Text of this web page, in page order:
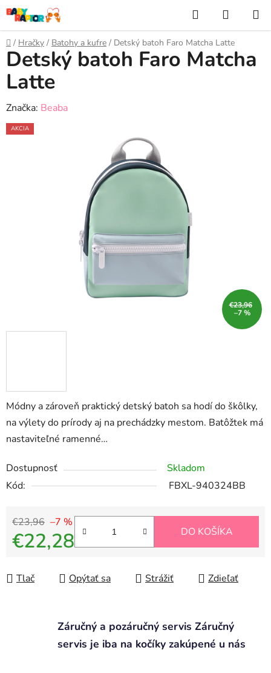
Prejsť
na
obsah
Hľadať
KOŠÍK
Domov
/ Hračky / Batohy a kufre / Detský batoh Faro Matcha Latte
Módny a zároveň praktický detský batoh sa hodí do škôlky,
na výlety do prírody aj na prechádzky mestom. Batôžtek má
nastaviteľné ramenné…
Dostupnosť
Skladom
Kód:
FBXL-940324BB
€23,96 –7 %
€22,28 DO KOŠÍKA
Tlač Opýtať sa Strážiť Zdieľať
Detský batoh Faro Matcha
Latte
Značka: Beaba
AKCIA
€23,96
–7 %
Záručný a pozáručný servis Záručný
servis je iba na kočíky zakúpené u nás